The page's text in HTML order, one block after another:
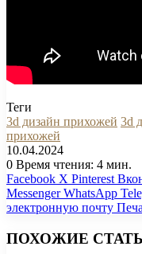
Теги
3d дизайн прихожей 3d
прихожей
10.04.2024
0 Время чтения: 4 мин.
Facebook X Pinterest
Messenger WhatsApp
электронную почту
ПОХОЖИЕ